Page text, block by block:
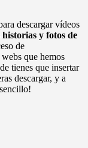
descargar vídeos
y fotos de
de
que hemos
tienes que insertar
descargar, y a